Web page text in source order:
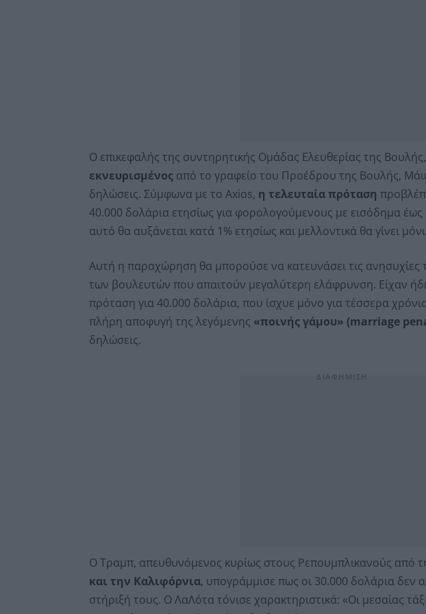
Ο επικεφαλής της συντηρητικής Ομάδας Ελευθερίας της Βουλής,
εκνευρισμένοςαπό το γραφείο του Προέδρου της Βουλής,
δηλώσεις. Σύμφωνα με το Axios, η τελευταία πρόταση
40.000 δολάρια ετησίως για φορολογούμενους με εισόδημα έως
αυτό θα αυξάνεται κατά 1% ετησίως και μελλοντικά θα γίνει
Αυτή η παραχώρηση θα μπορούσε να κατευνάσει τις ανησυχίες
των βουλευτών που απαιτούν μεγαλύτερη ελάφρυνση. Είχαν
πρόταση για 40.000 δολάρια, που ίσχυε μόνο για τέσσερα
πλήρη αποφυγή της λεγόμενης «ποινής γάμου» (marriage
δηλώσεις.
Ο Τραμπ, απευθυνόμενος κυρίως στους Ρεπουμπλικανούς από
και την Καλιφόρνια, υπογράμμισε πως οι 30.000 δολάρια δεν
στήριξή τους. Ο ΛαΛότα τόνισε χαρακτηριστικά: «Οι μεσαίας